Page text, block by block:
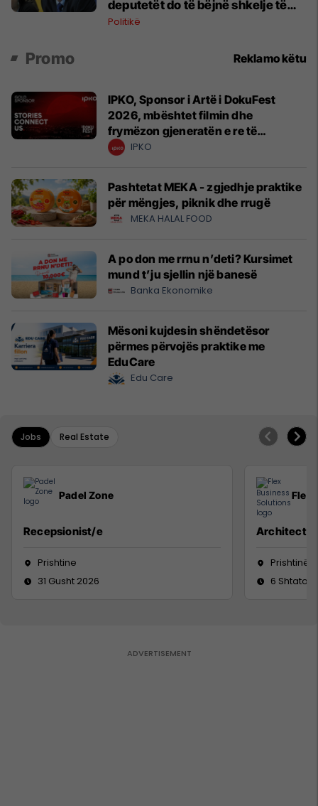
deputetët do të bëjnë shkelje të
rëndë kushtetuese
Politikë
Promo Reklamo këtu
IPKO, Sponsor i Artë i DokuFest
2026, mbështet filmin dhe
frymëzon gjeneratën e re të
krijuesve
IPKO
Pashtetat MEKA - zgjedhje praktike
për mëngjes, piknik dhe rrugë
MEKA HALAL FOOD
A po don me rrnu n’deti? Kursimet
mund t’ju sjellin një banesë
Banka Ekonomike
Mësoni kujdesin shëndetësor
përmes përvojës praktike me
EduCare
Edu Care
Jobs Real Estate
Padel Zone
Recepsionist/e
Prishtine
31 Gusht 2026
Flex
Architect
Prishtinë
6 Shtator